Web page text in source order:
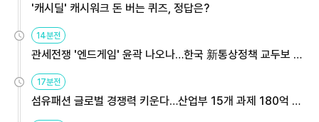
'캐시딜' 캐시워크 돈 버는 퀴즈, 정답은?
14분전
관세전쟁 '엔드게임' 윤곽 나오나…한국 新통상정책 교두보 활
17분전
섬유패션 글로벌 경쟁력 키운다…산업부 15개 과제 180억 지